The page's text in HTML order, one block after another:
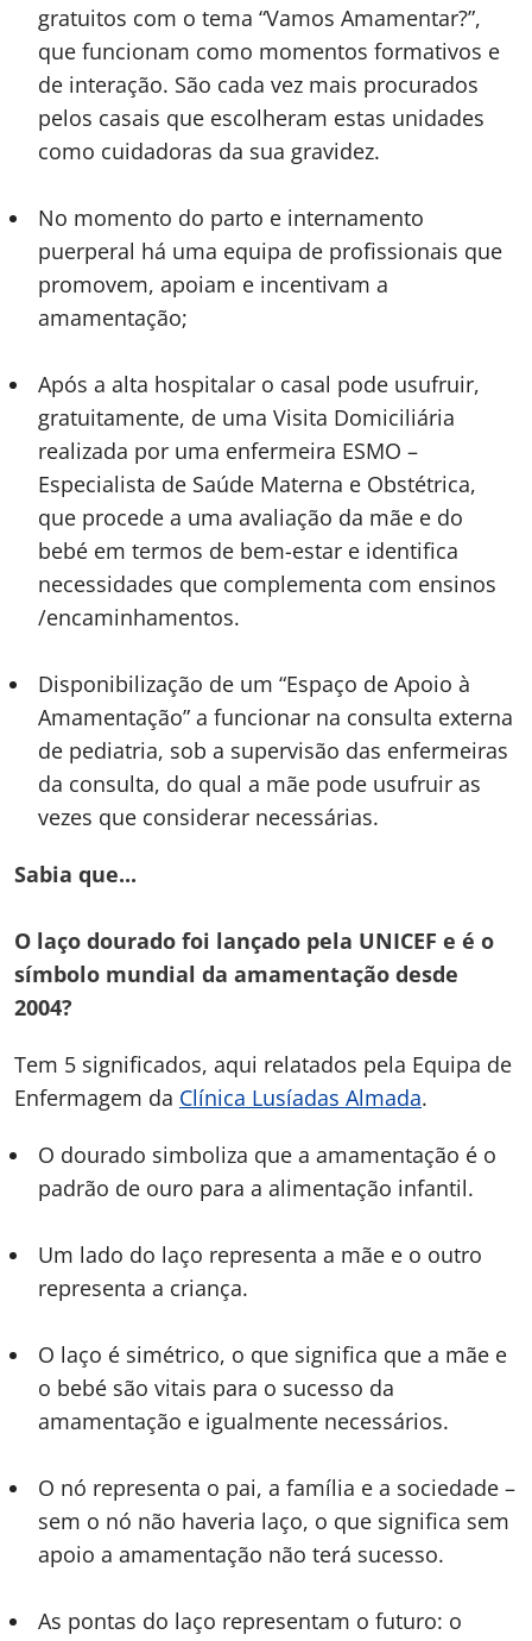
gratuitos com o tema “Vamos Amamentar?”,
que funcionam como momentos formativos e
de interação. São cada vez mais procurados
pelos casais que escolheram estas unidades
como cuidadoras da sua gravidez.
No momento do parto e internamento
puerperal há uma equipa de profissionais que
promovem, apoiam e incentivam a
amamentação;
Após a alta hospitalar o casal pode usufruir,
gratuitamente, de uma Visita Domiciliária
realizada por uma enfermeira ESMO –
Especialista de Saúde Materna e Obstétrica,
que procede a uma avaliação da mãe e do
bebé em termos de bem-estar e identifica
necessidades que complementa com ensinos
/encaminhamentos.
Disponibilização de um “Espaço de Apoio à
Amamentação” a funcionar na consulta externa
de pediatria, sob a supervisão das enfermeiras
da consulta, do qual a mãe pode usufruir as
vezes que considerar necessárias.
Sabia que...
O laço dourado foi lançado pela UNICEF e é o
símbolo mundial da amamentação desde
2004?
Tem 5 significados, aqui relatados pela Equipa de
Enfermagem da Clínica Lusíadas Almada.
O dourado simboliza que a amamentação é o
padrão de ouro para a alimentação infantil.
Um lado do laço representa a mãe e o outro
representa a criança.
O laço é simétrico, o que significa que a mãe e
o bebé são vitais para o sucesso da
amamentação e igualmente necessários.
O nó representa o pai, a família e a sociedade –
sem o nó não haveria laço, o que significa sem
apoio a amamentação não terá sucesso.
As pontas do laço representam o futuro: o